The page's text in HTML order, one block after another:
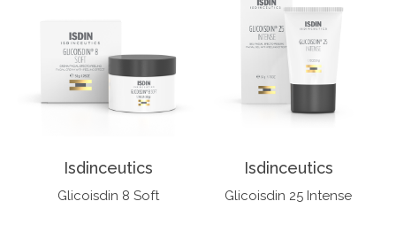
Isdinceutics
Glicoisdin 8 Soft
Isdinceutics
Glicoisdin 25 Intense